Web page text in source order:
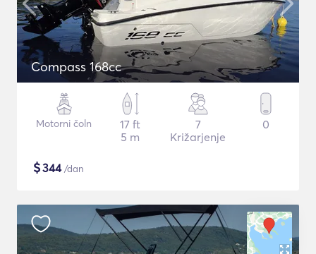
Compass 168cc
Motorni čoln
17 ft
5 m
7
Križarjenje
0
$344/dan